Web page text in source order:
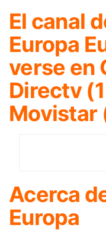
El canal
Europa
verse en
Directv
Movistar
Acerca
Europa